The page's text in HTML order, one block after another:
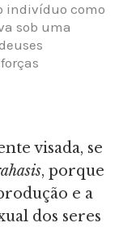
indivíduo como
sob uma
visada, se
, porque
e a
dos seres